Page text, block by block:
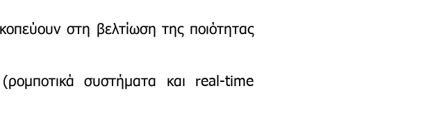
στη βελτίωση της ποιότητας
συστήματα και real-time